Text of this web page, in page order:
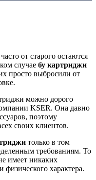
от старого остаются
случае бу картриджи
просто выбросили от
можно дорого
KSER. Она давно
поэтому
своих клиентов.
только в том
требованиям. То
имеет никаких
характера.